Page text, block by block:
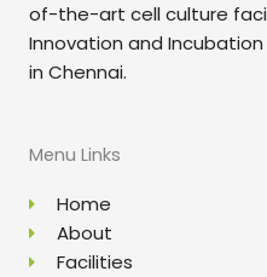
of-the-art cell culture
Innovation and
in Chennai.
Menu Links
Home
About
Facilities